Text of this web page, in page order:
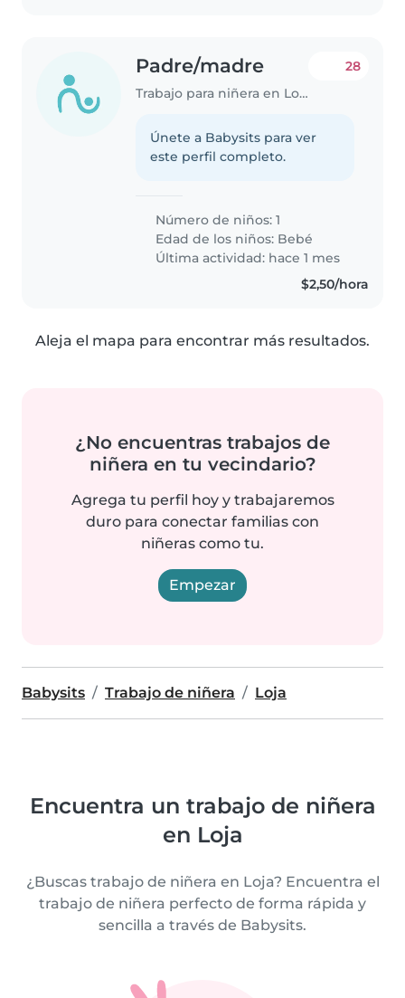
Padre/madre
Trabajo para niñera en Loja
28
Únete a Babysits para ver
este perfil completo.
Número de niños: 1
Edad de los niños: Bebé
Última actividad: hace 1 mes
$2,50/hora
Aleja el mapa para encontrar más resultados.
¿No encuentras trabajos de
niñera en tu vecindario?
Agrega tu perfil hoy y trabajaremos
duro para conectar familias con
niñeras como tu.
Empezar
Babysits Trabajo de niñera Loja
Encuentra un trabajo de niñera
en Loja
¿Buscas trabajo de niñera en Loja? Encuentra el
trabajo de niñera perfecto de forma rápida y
sencilla a través de Babysits.